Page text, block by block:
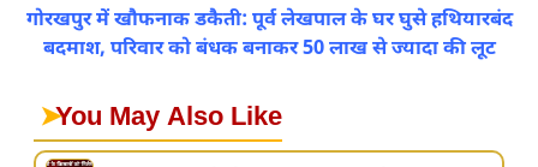
गोरखपुर में खौफनाक डकैती: पूर्व लेखपाल के घर घुसे हथियारबंद
बदमाश, परिवार को बंधक बनाकर 50 लाख से ज्यादा की लूट
➤You May Also Like